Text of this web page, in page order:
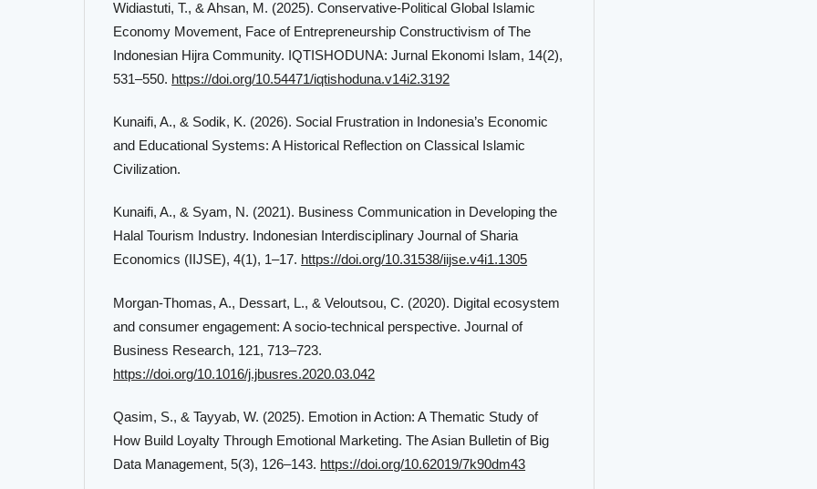
Widiastuti, T., & Ahsan, M. (2025). Conservative-Political Global Islamic
Economy Movement, Face of Entrepreneurship Constructivism of The
Indonesian Hijra Community. IQTISHODUNA: Jurnal Ekonomi Islam, 14(2),
531–550. https://doi.org/10.54471/iqtishoduna.v14i2.3192
Kunaifi, A., & Sodik, K. (2026). Social Frustration in Indonesia’s Economic
and Educational Systems: A Historical Reflection on Classical Islamic
Civilization.
Kunaifi, A., & Syam, N. (2021). Business Communication in Developing the
Halal Tourism Industry. Indonesian Interdisciplinary Journal of Sharia
Economics (IIJSE), 4(1), 1–17. https://doi.org/10.31538/iijse.v4i1.1305
Morgan-Thomas, A., Dessart, L., & Veloutsou, C. (2020). Digital ecosystem
and consumer engagement: A socio-technical perspective. Journal of
Business Research, 121, 713–723.
https://doi.org/10.1016/j.jbusres.2020.03.042
Qasim, S., & Tayyab, W. (2025). Emotion in Action: A Thematic Study of
How Build Loyalty Through Emotional Marketing. The Asian Bulletin of Big
Data Management, 5(3), 126–143. https://doi.org/10.62019/7k90dm43